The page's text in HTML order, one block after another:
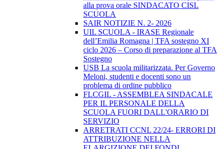
alla prova orale SINDACATO CISL
SCUOLA
SAIR NOTIZIE N. 2- 2026
UIL SCUOLA - IRASE Regionale
dell’Emilia Romagna | TFA sostegno XI
ciclo 2026 – Corso di preparazione al TFA
Sostegno
USB La scuola militarizzata. Per Governo
Meloni, studenti e docenti sono un
problema di ordine pubblico
FLCGIL - ASSEMBLEA SINDACALE
PER IL PERSONALE DELLA
SCUOLA FUORI DALL'ORARIO DI
SERVIZIO
ARRETRATI CCNL 22/24- ERRORI DI
ATTRIBUZIONE NELLA